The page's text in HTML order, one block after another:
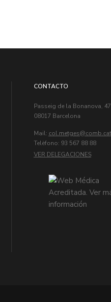
CONTACTO
Passeig de la Bonanova, 47
08017 Barcelona
Mail: col.metges
Telèfono: 93 567 88 88
VER DELEGACIONES